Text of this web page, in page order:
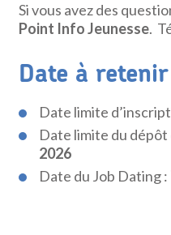
Si vous avez des
Point Info Jeunesse.
Date à retenir
Date limite
Date limite du dépôt
2026
Date du Job Dating :